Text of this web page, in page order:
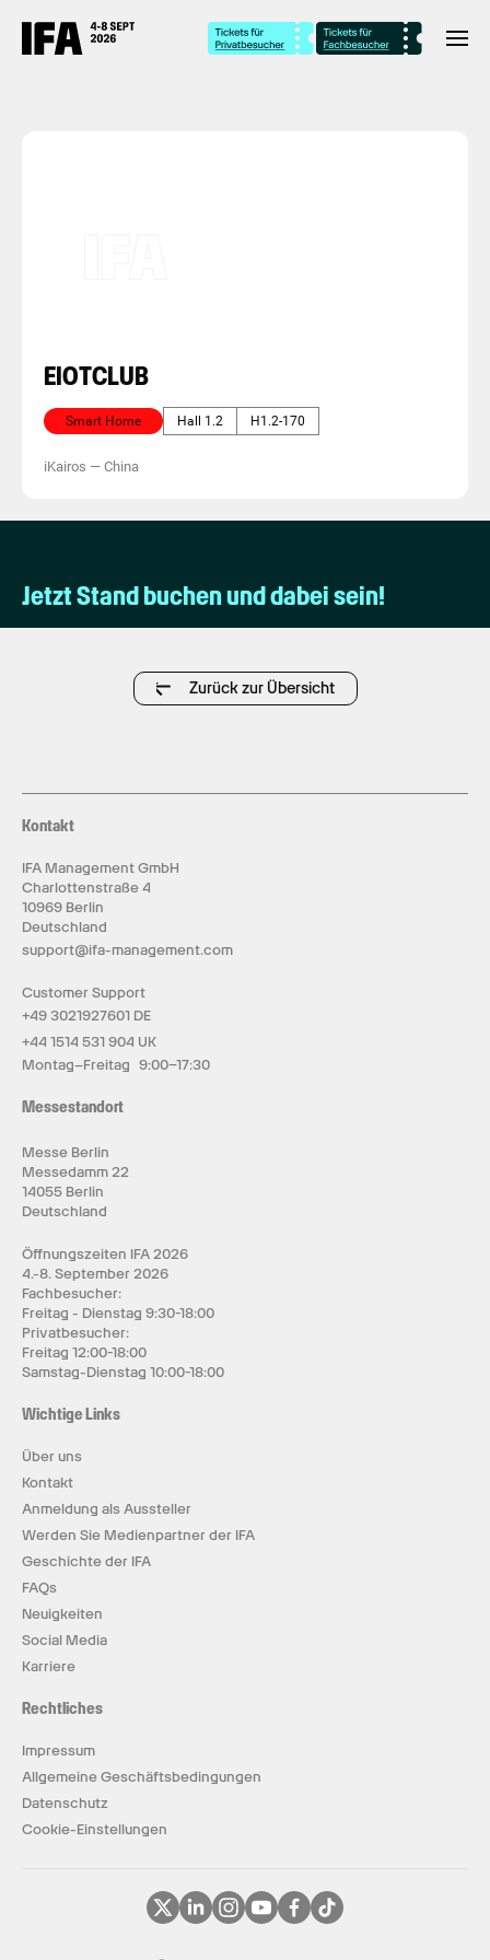
EIOTCLUB
Smart Home Hall 1.2 H1.2-170
iKairos — China
Jetzt Stand buchen und dabei sein!
Zurück zur Übersicht
Kontakt
IFA Management GmbH
Charlottenstraße 4
10969 Berlin
Deutschland
support@ifa-management.com
Customer Support
+49 3021927601 DE
+44 1514 531 904 UK
Montag–Freitag 9:00–17:30
Messestandort
Messe Berlin
Messedamm 22
14055 Berlin
Deutschland
Öffnungszeiten IFA 2026
4.-8. September 2026
Fachbesucher:
Freitag - Dienstag 9:30-18:00
Privatbesucher:
Freitag 12:00-18:00
Samstag-Dienstag 10:00-18:00
Wichtige Links
Über uns
Kontakt
Anmeldung als Aussteller
Werden Sie Medienpartner der IFA
Geschichte der IFA
FAQs
Neuigkeiten
Social Media
Karriere
Rechtliches
Impressum
Allgemeine Geschäftsbedingungen
Datenschutz
Cookie-Einstellungen